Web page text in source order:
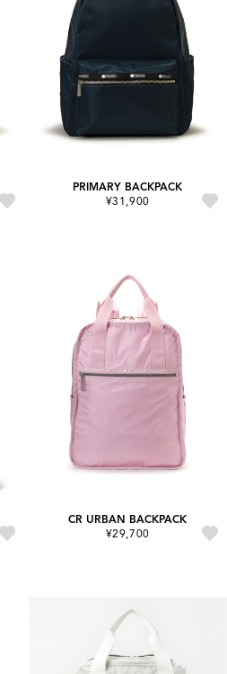
PRIMARY BACKPACK
¥31,900
CR URBAN BACKPACK
¥29,700